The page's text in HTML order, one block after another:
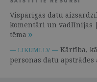
Vispārīgās datu
komentāri un vadlīnijas
tēma
— LIKUMI.LV — Kārtība,
personas datu